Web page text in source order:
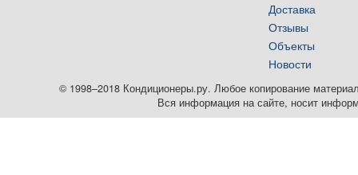
Доставка
Отзывы
Объекты
Новости
© 1998–2018 Кондиционеры.ру. Любое копирование
Вся информация на сайте, носит